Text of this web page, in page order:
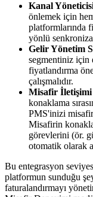
Kanal
önlemek için
platformlarında
yönlü
Gelir Yönetim
segmentiniz için
fiyatlandırma
çalışmalıdır.
Misafir İletişimi
konaklama
PMS'inizi misafir
Misafirin
görevlerini (ör.
otomatik olarak
Bu entegrasyon
platformun sunduğu
faturalandırmayı